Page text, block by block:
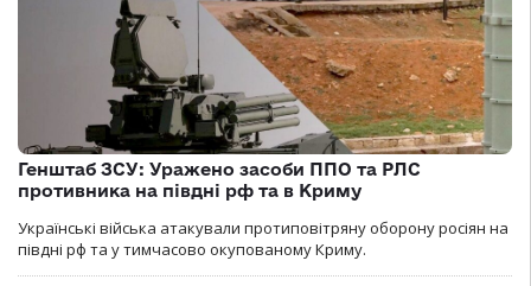
Генштаб ЗСУ: Уражено засоби ППО та РЛС
противника на півдні рф та в Криму
Українські війська атакували протиповітряну оборону росіян на
півдні рф та у тимчасово окупованому Криму.